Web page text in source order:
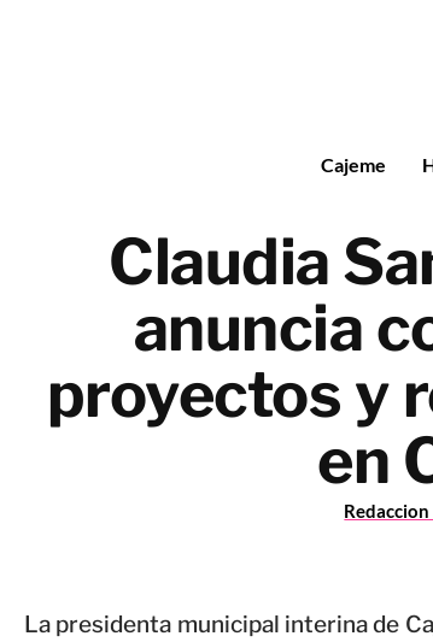
Cajeme
Claudia
anuncia
proyectos y
en
Redaccion
La presidenta municipal interina de